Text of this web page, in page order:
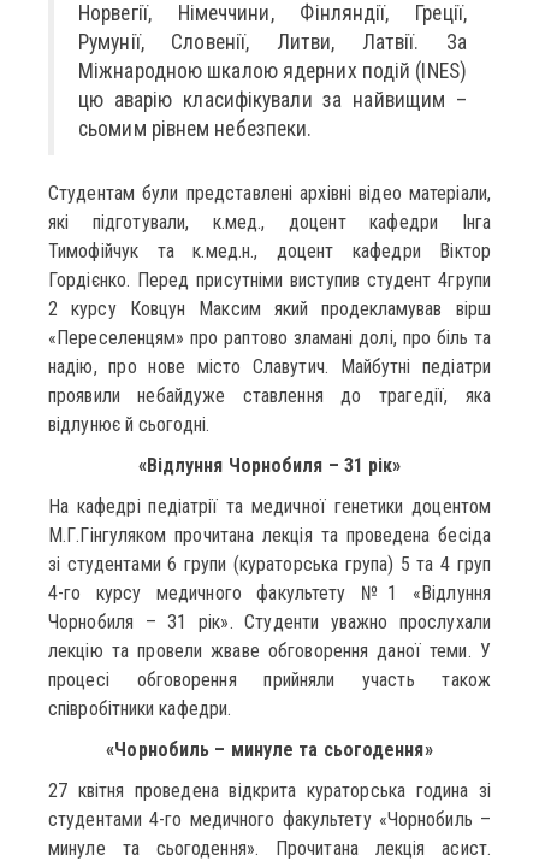
Норвегії, Німеччини, Фінляндії, Греції,
Румунії, Словенії, Литви, Латвії. За
Міжнародною шкалою ядерних подій (INES)
цю аварію класифікували за найвищим –
сьомим рівнем небезпеки.
Студентам були представлені архівні відео матеріали,
які підготували, к.мед., доцент кафедри Інга
Тимофійчук та к.мед.н., доцент кафедри Віктор
Гордієнко. Перед присутніми виступив студент 4групи
2 курсу Ковцун Максим який продекламував вірш
«Переселенцям» про раптово зламані долі, про біль та
надію, про нове місто Славутич. Майбутні педіатри
проявили небайдуже ставлення до трагедії, яка
відлунює й сьогодні.
«Відлуння Чорнобиля – 31 рік»
На кафедрі педіатрії та медичної генетики доцентом
М.Г.Гінгуляком прочитана лекція та проведена бесіда
зі студентами 6 групи (кураторська група) 5 та 4 груп
4-го курсу медичного факультету №1 «Відлуння
Чорнобиля – 31 рік». Студенти уважно прослухали
лекцію та провели жваве обговорення даної теми. У
процесі обговорення прийняли участь також
співробітники кафедри.
«Чорнобиль – минуле та сьогодення»
27 квітня проведена відкрита кураторська година зі
студентами 4-го медичного факультету «Чорнобиль –
минуле та сьогодення». Прочитана лекція асист.